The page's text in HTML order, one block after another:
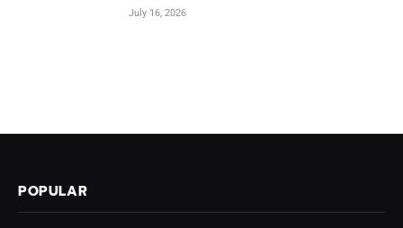
July 16, 2026
POPULAR